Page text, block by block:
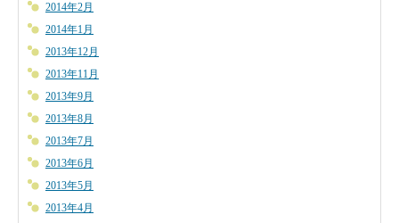
2014年2月
2014年1月
2013年12月
2013年11月
2013年9月
2013年8月
2013年7月
2013年6月
2013年5月
2013年4月